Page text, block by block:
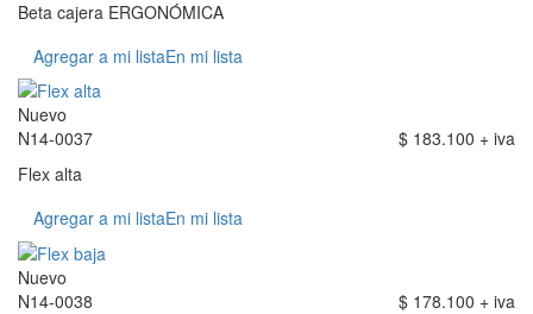
Beta cajera ERGONÓMICA
Agregar a mi listaEn mi lista
Nuevo
N14-0037
$ 183.100 + iva
Flex alta
Agregar a mi listaEn mi lista
Nuevo
N14-0038
$ 178.100 + iva